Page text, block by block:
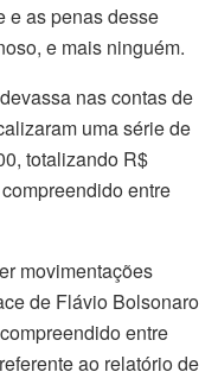
e as penas desse
e mais ninguém.
nas contas de
uma série de
totalizando R$
entre
movimentações
de Flávio Bolsonaro
entre
ao relatório de